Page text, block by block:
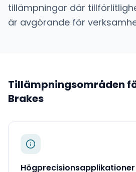
tillämpningar där
är avgörande för
Tillämpningsområden
Brakes
Högprecisionsapplikationer